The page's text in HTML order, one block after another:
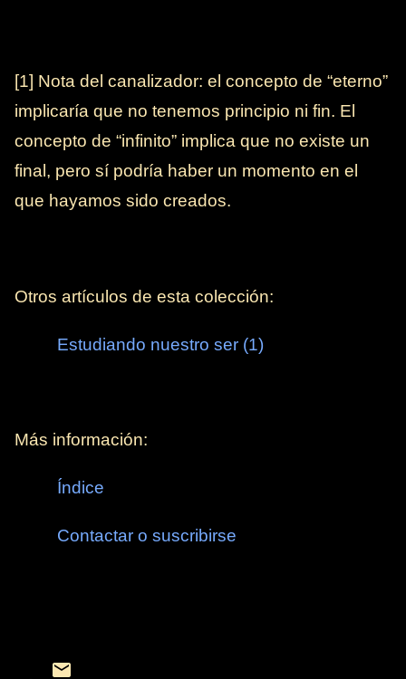
[1] Nota del canalizador: el concepto de “eterno”
implicaría que no tenemos principio ni fin. El
concepto de “infinito” implica que no existe un
final, pero sí podría haber un momento en el
que hayamos sido creados.
Otros artículos de esta colección:
Estudiando nuestro ser (1)
Más información:
Índice
Contactar o suscribirse